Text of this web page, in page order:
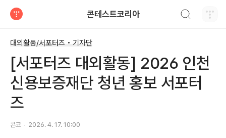
콘테스트코리아
대외활동/서포터즈 • 기자단
[서포터즈 대외활동] 2026 인천
신용보증재단 청년 홍보 서포터
즈
콘코 2026. 4. 17. 10:00